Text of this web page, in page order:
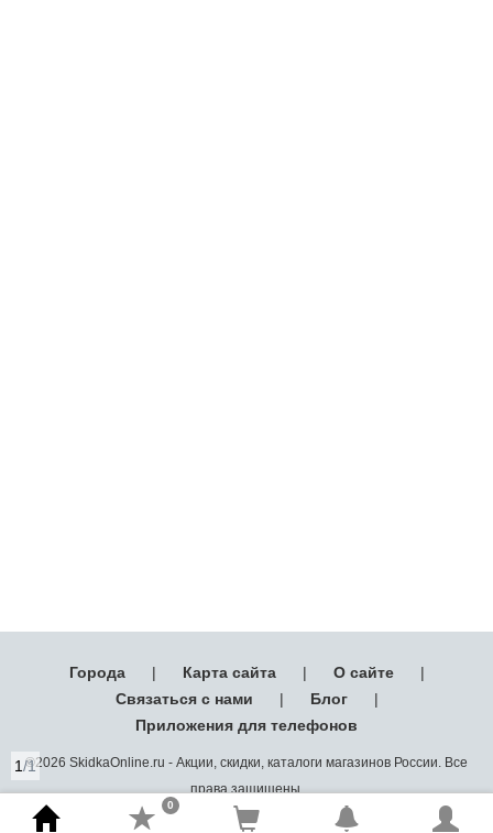
1/1
Города | Карта сайта | О сайте
|
Связаться с нами
| Блог
|
Приложения для телефонов
©2026 SkidkaOnline.ru - Акции, скидки, каталоги магазинов России. Все
права защищены.
0